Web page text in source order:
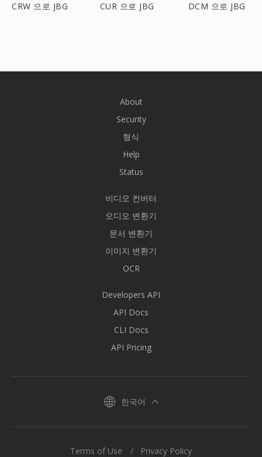
CRW 으로 JBG CUR 으로 JBG DCM 으로 JBG
About
Security
형식
Help
Status
비디오 컨버터
오디오 변환기
문서 변환기
이미지 변환기
OCR
Developers API
API Docs
CLI Docs
API Pricing
한국어
Terms of Use Privacy Policy